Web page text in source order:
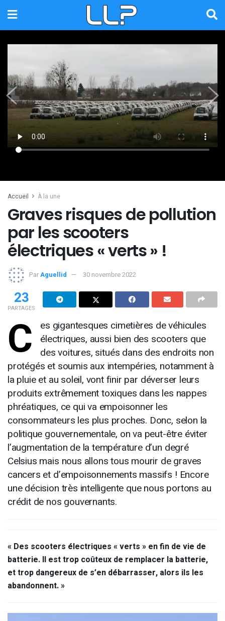
Accueil À la une
Graves risques de pollution
par les scooters
électriques « verts » !
ParAguellid 30 novembre 2022
23
PARTAGES
C
es gigantesques cimetières de véhicules
électriques, aussi bien des scooters que
des voitures, situés dans des endroits non
protégés et soumis aux intempéries, notamment à
la pluie et au soleil, vont finir par déverser leurs
produits extrêmement toxiques dans les nappes
phréatiques, ce qui va empoisonner les
consommateurs les plus proches. Donc, selon la
politique gouvernementale, on va peut-être éviter
l’augmentation de la température d’un degré
Celsius mais nous allons tous mourir de graves
cancers et d’empoisonnements massifs ! Encore
une décision très intelligente que nous portons au
crédit de nos gouvernants.
« Des scooters électriques « verts » en fin de vie de
batterie. Il est trop coûteux de remplacer la batterie,
et trop dangereux de s’en débarrasser, alors ils les
abandonnent. »